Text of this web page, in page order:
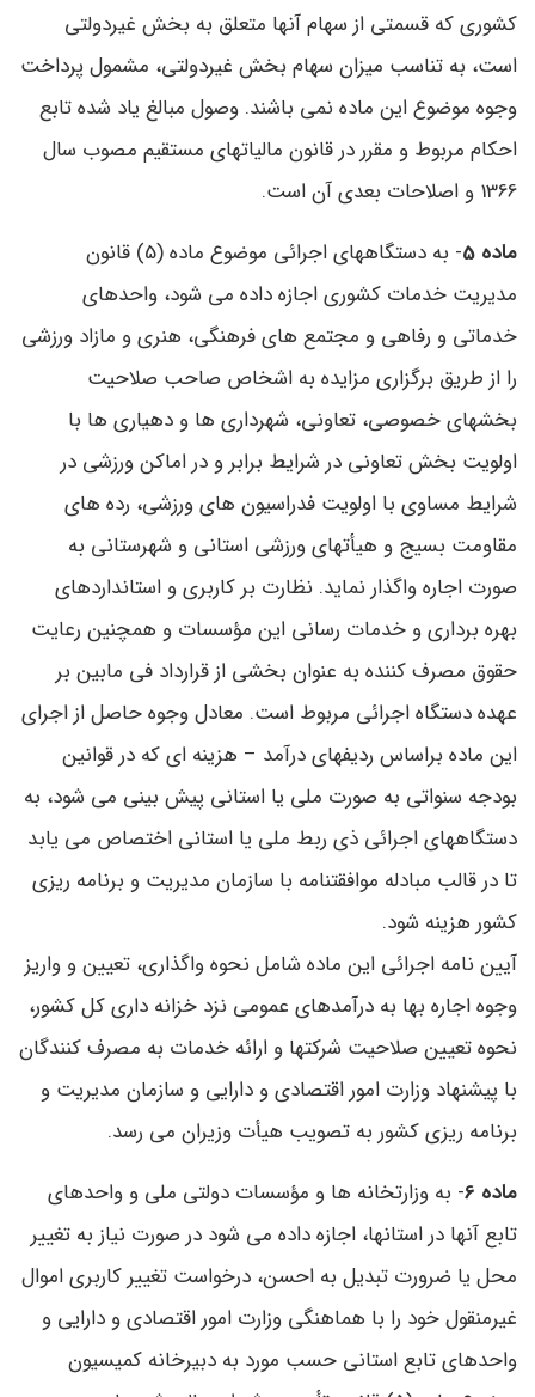
کشوری که قسمتی از سهام آنها متعلق به بخش غیردولتی
است، به تناسب میزان سهام بخش غیردولتی، مشمول پرداخت
وجوه موضوع این ماده نمی باشند. وصول مبالغ یاد شده تابع
احکام مربوط و مقرر در قانون مالیاتهای مستقیم مصوب سال
1366 و اصلاحات بعدی آن است.
ماده 5
- به دستگاههای اجرائی موضوع ماده (5) قانون
مدیریت خدمات کشوری اجازه داده می شود، واحدهای
خدماتی و رفاهی و مجتمع های فرهنگی، هنری و مازاد ورزشی
را از طریق برگزاری مزایده به اشخاص صاحب صلاحیت
بخشهای خصوصی، تعاونی، شهرداری ها و دهیاری ها با
اولویت بخش تعاونی در شرایط برابر و در اماکن ورزشی در
شرایط مساوی با اولویت فدراسیون های ورزشی، رده های
مقاومت بسیج و هیأتهای ورزشی استانی و شهرستانی به
صورت اجاره واگذار نماید. نظارت بر کاربری و استانداردهای
بهره برداری و خدمات رسانی این مؤسسات و همچنین رعایت
حقوق مصرف کننده به عنوان بخشی از قرارداد فی مابین بر
عهده دستگاه اجرائی مربوط است. معادل وجوه حاصل از اجرای
این ماده براساس ردیفهای درآمد – هزینه ای که در قوانین
بودجه سنواتی به صورت ملی یا استانی پیش بینی می شود، به
دستگاههای اجرائی ذی ربط ملی یا استانی اختصاص می یابد
تا در قالب مبادله موافقتنامه با سازمان مدیریت و برنامه ریزی
کشور هزینه شود.
آیین نامه اجرائی این ماده شامل نحوه واگذاری، تعیین و واریز
وجوه اجاره بها به درآمدهای عمومی نزد خزانه داری کل کشور،
نحوه تعیین صلاحیت شرکتها و ارائه خدمات به مصرف کنندگان
با پیشنهاد وزارت امور اقتصادی و دارایی و سازمان مدیریت و
برنامه ریزی کشور به تصویب هیأت وزیران می رسد.
ماده 6 - به وزارتخانه ها و مؤسسات دولتی ملی و واحدهای
تابع آنها در استانها، اجازه داده می شود در صورت نیاز به تغییر
محل یا ضرورت تبدیل به احسن، درخواست تغییر کاربری اموال
غیرمنقول خود را با هماهنگی وزارت امور اقتصادی و دارایی و
واحدهای تابع استانی حسب مورد به دبیرخانه کمیسیون